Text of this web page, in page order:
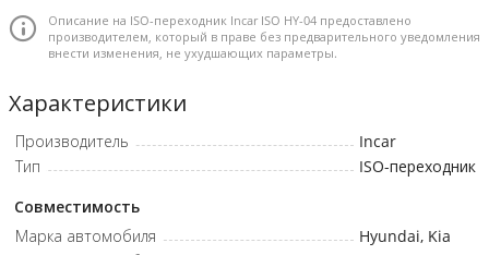
Ceed (Сид) — 2017 - н/в
Cerato (Серато) — 2017 - н/в
Picanto (Пиканто) — 2017 - н/в
Rio (Рио) — 2017 - н/в
Soul (Соул) — 2017 - н/в
Sportage (Спортейдж) — 2017 - н/в
Описание на ISO-переходник Incar ISO HY-04 предоставлено
производителем, который в праве без предварительного уведомления
внести изменения, не ухудшающих параметры.
Характеристики
Производитель
Incar
Тип
ISO-переходник
Совместимость
Марка автомобиля
Hyundai, Kia